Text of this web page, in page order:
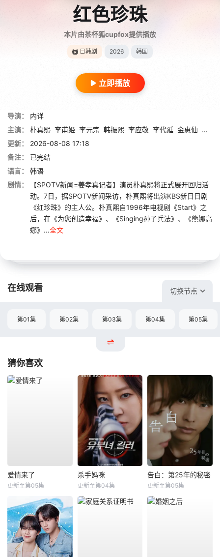
红色珍珠
本片由茶杯狐cupfox提供播放
日韩剧 2026 韩国
立即播放
导演：
内详
主演：
朴真熙 李甫姫 李元宗 韩振熙 李应敬 李代延 金惠仙 金宣
更新：
2026-08-08 17:18
备注：
已完结
语言：
韩语
剧情：
【SPOTV新闻=姜孝真记者】演员朴真熙将正式展开回归活
动。7日，据SPOTV新闻采访，朴真熙将出演KBS新日日剧
《红珍珠》的主人公。朴真熙自1996年电视剧《Start》之
后，在《为您创造幸福》、《Singing孙子兵法》、《熊娜高
娜》...全文
在线观看 切换节点
第01集 第02集 第03集 第04集 第05集
猜你喜欢
爱情来了
更新至第05集
杀手妈咪
更新至第04集
告白：第25年的秘密
更新至第05集